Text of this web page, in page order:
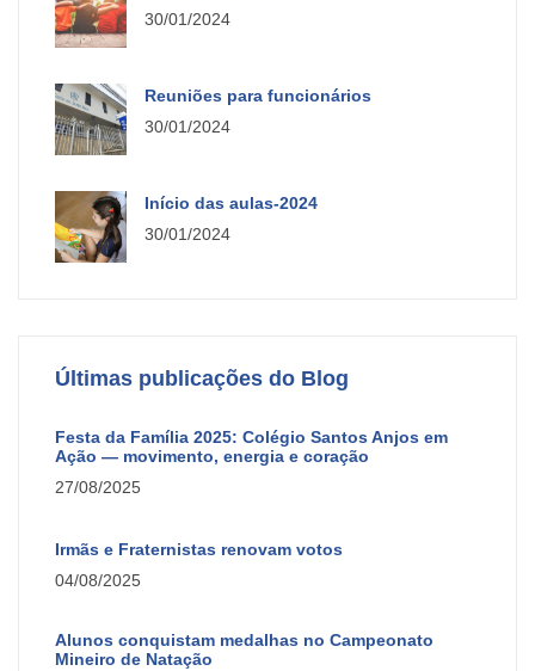
30/01/2024
Reuniões para funcionários
30/01/2024
Início das aulas-2024
30/01/2024
Últimas publicações do Blog
Festa da Família 2025: Colégio Santos Anjos em
Ação — movimento, energia e coração
27/08/2025
Irmãs e Fraternistas renovam votos
04/08/2025
Alunos conquistam medalhas no Campeonato
Mineiro de Natação